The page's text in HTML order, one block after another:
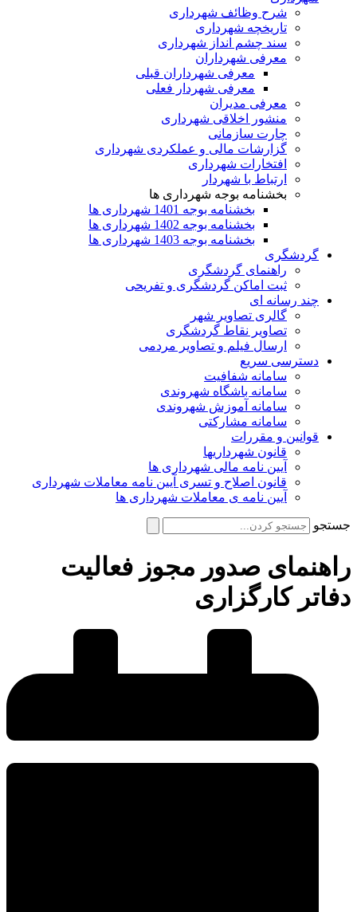
شرح وظائف شهرداری
تاریخچه شهرداری
سند چشم انداز شهرداری
معرفی شهرداران
معرفی شهرداران قبلی
معرفی شهردار فعلی
معرفی مدیران
منشور اخلاقی شهرداری
چارت سازمانی
گزارشات مالی و عملکردی شهرداری
افتخارات شهرداری
ارتباط با شهردار
بخشنامه بوجه شهرداری ها
بخشنامه بوجه 1401 شهرداری ها
بخشنامه بوجه 1402 شهرداری ها
بخشنامه بوجه 1403 شهرداری ها
گردشگری
راهنمای گردشگری
ثبت اماکن گردشگری و تفریحی
چند رسانه ای
گالری تصاویر شهر
تصاویر نقاط گردشگری
ارسال فیلم و تصاویر مردمی
دسترسی سریع
سامانه شفافیت
سامانه باشگاه شهروندی
سامانه آموزش شهروندی
سامانه مشارکتی
قوانین و مقررات
قانون شهرداریها
آیین نامه مالی شهرداری ها
قانون اصلاح و تسری آیین نامه معاملات شهرداری
آیین نامه ی معاملات شهرداری ها
جستجو
راهنمای صدور مجوز فعالیت
دفاتر کارگزاری